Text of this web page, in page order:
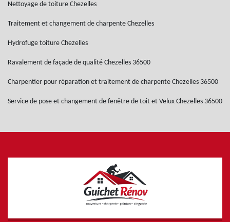
Nettoyage de toiture Chezelles
Traitement et changement de charpente Chezelles
Hydrofuge toiture Chezelles
Ravalement de façade de qualité Chezelles 36500
Charpentier pour réparation et traitement de charpente Chezelles 36500
Service de pose et changement de fenêtre de toit et Velux Chezelles 36500